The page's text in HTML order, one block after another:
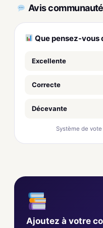
Avis communauté
Que pensez-vous
Excellente
Correcte
Décevante
Système de
Ajoutez à votre